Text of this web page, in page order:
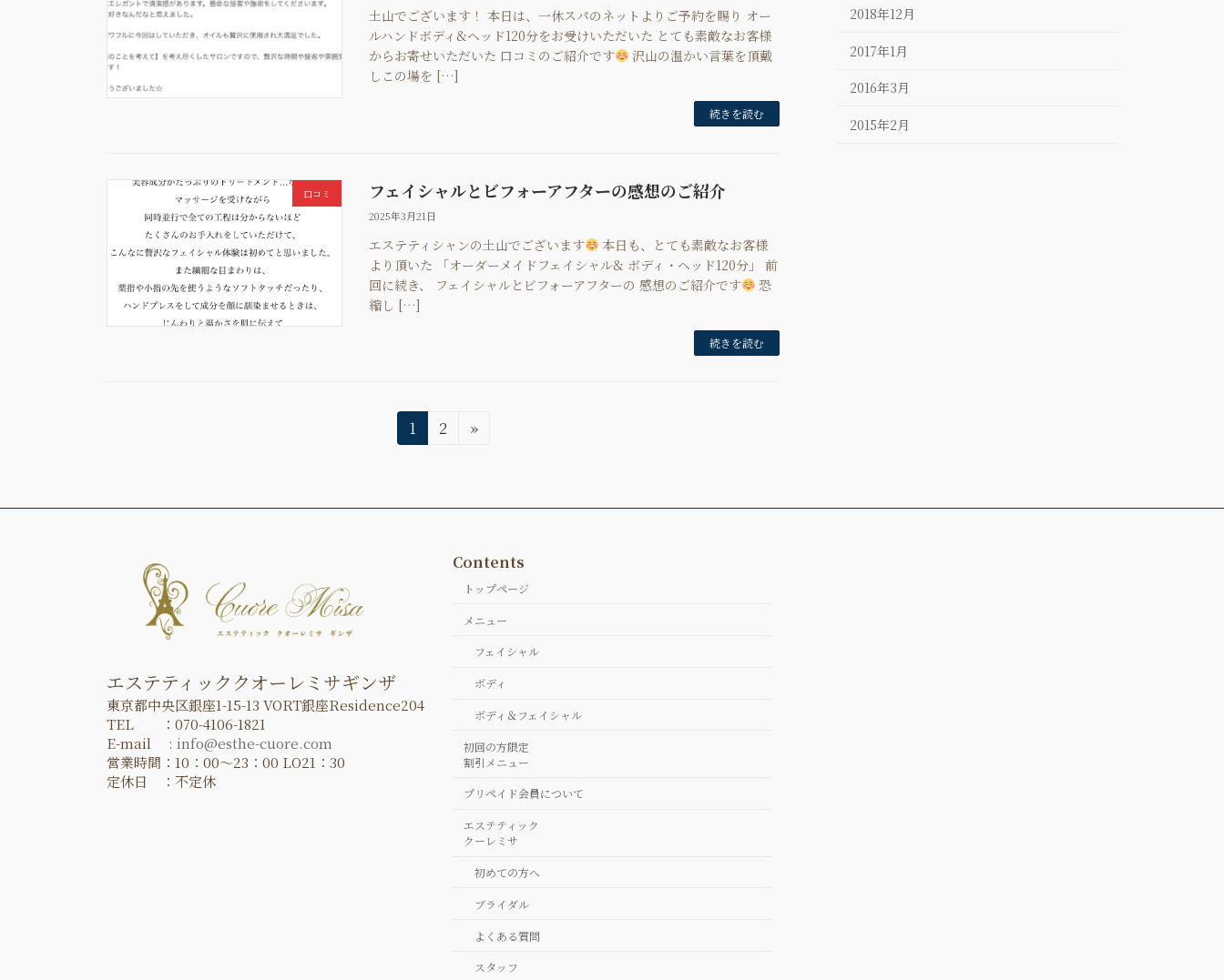
土山でございます！ 本日は、一休スパのネットよりご予約を賜り オー
ルハンドボディ&ヘッド120分をお受けいただいた とても素敵なお客様
からお寄せいただいた 口コミのご紹介です
沢山の温かい言葉を頂戴
しこの場を […]
続きを読む
口コミ フェイシャルとビフォーアフターの感想のご紹介
2025年3月21日
エステティシャンの土山でございます
本日も、とても素敵なお客様
より頂いた 「オーダーメイドフェイシャル& ボディ・ヘッド120分」 前
回に続き、 フェイシャルとビフォーアフターの 感想のご紹介です
恐
縮し […]
続きを読む
の
り
固
定
ジ
1
固
ジ
2 »
2018年12月
2017年1月
2016年3月
2015年2月
エステティッククオーレミサギンザ
東京都中央区銀座1-15-13 VORT銀座Residence204
TEL ：070-4106-1821
E-mail : info@esthe-cuore.com
営業時間：10：00～23：00 LO21：30
定休日 ：不定休
Contents
トップページ
メニュー
フェイシャル
ボディ
ボディ＆フェイシャル
初回の方限定
割引メニュー
プリペイド会員について
エステティック
クーレミサ
初めての方へ
ブライダル
よくある質問
スタッフ